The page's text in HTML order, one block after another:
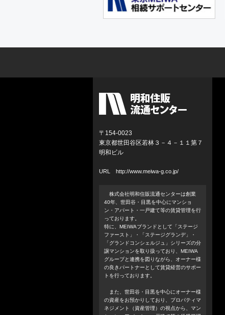
〒154-0023
東京都世田谷区若林３－４－１１第７
明和ビル
URL http://www.meiwa-g.co.jp/
株式会社明和住販流通センターは創業
40年、世田谷・目黒を中心にマンショ
ン・アパート・一戸建て等の賃貸管理を行
っております。
特に、MEIWAブランドとして「ステージ
ファースト」・「ステージグランデ」・
「グランドコンシェルジュ」シリーズの分
譲マンションを取り扱っており、MEIWA
グループと連携を図りながら、オーナー様
の良きパートナーとして賃貸経営のサポー
トを行っております。
また、世田谷・目黒を中心にオーナー様
の資産をお預かりしており、プロパティマ
ネジメント（資産管理）の視点から、マン